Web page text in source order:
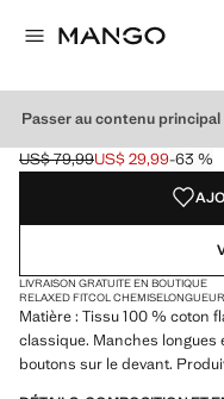
Passer au contenu principal
CHEMISE 100 %
Prix initial barré [US$ 79,99 ]
US$ 79,99
Prix actuel [US$ 29,99 ]
US$ 29,99-63 %
Choisissez une couleur
Couleur Tabac sélectionnée
LIVRAISON GRATUITE EN BOUTIQUE
RELAXED FITCOL CHEMISE
Matière : Tissu 100 % coton
classique. Manches longues
boutons sur le devant.